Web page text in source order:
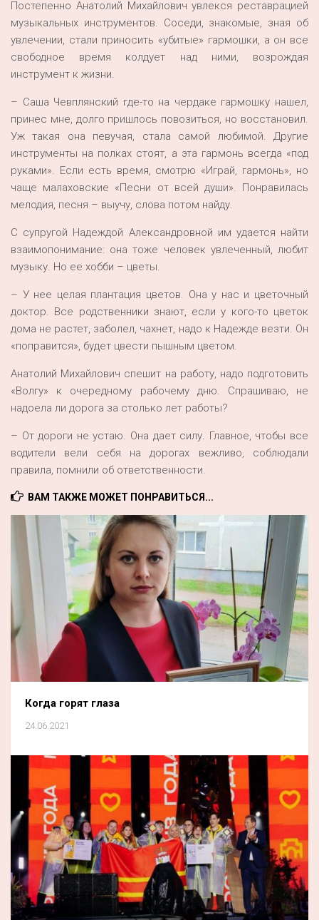
Постепенно Анатолий Михайлович увлекся реставрацией
музыкальных инструментов. Соседи, знакомые, зная об
увлечении, стали приносить «убитые» гармошки, а он все
свободное время колдует над ними, возрождая
инструмент к жизни.
– Саша Чевплянский где-то на чердаке гармошку нашел,
принес мне, долго пришлось повозиться, но восстановил.
Уж такая она певучая, стала самой любимой. Другие
инструменты на полках стоят, а эта гармонь всегда «под
руками». Если есть время, смотрю «Играй, гармонь», но
чаще малаховские «Песни от всей души». Понравилась
мелодия, песня – выучу, слова потом найду.
С супругой Надеждой Александровной им удается найти
взаимопонимание: она тоже человек увлеченный, любит
музыку. Но ее хобби – цветы.
– У нее целая плантация цветов. Она у нас и цветочный
доктор. Все родственники знают, если у кого-то цветок
дома не растет, заболел, чахнет, надо к Надежде везти. Он
«поправится», будет цвести пышным цветом.
Анатолий Михайлович спешит на работу, надо подготовить
«Волгу» к очередному рабочему дню. Спрашиваю, не
надоела ли дорога за столько лет работы?
– От дороги не устаю. Она дает силу. Главное, чтобы все
водители вели себя на дорогах вежливо, соблюдали
правила, помнили об ответственности.
ВАМ ТАКЖЕ МОЖЕТ ПОНРАВИТЬСЯ...
Когда горят глаза
24.06.2021